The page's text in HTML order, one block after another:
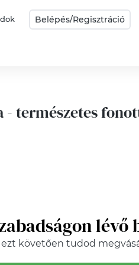
Belépés/Regisztráció
- természetes
lévő
követően tudod